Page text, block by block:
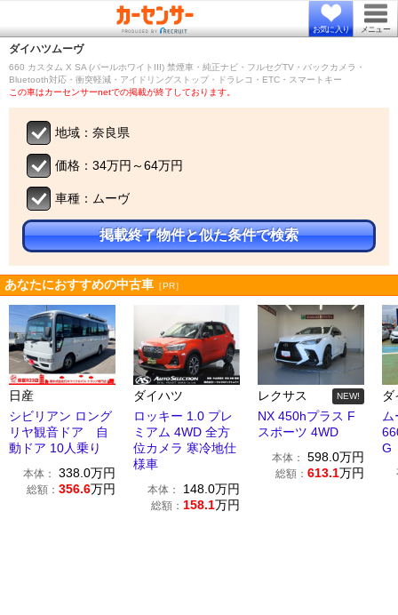
お気に入り メニュー
ダイハツムーヴ
660 カスタム X SA (パールホワイトIII) 禁煙車・純正ナビ・フルセグTV・バックカメラ・
Bluetooth対応・衝突軽減・アイドリングストップ・ドラレコ・ETC・スマートキー
この車はカーセンサーnetでの掲載が終了しております。
地域：奈良県
価格：34万円～64万円
車種：ムーヴ
掲載終了物件と似た条件で検索
あなたにおすすめの中古車 ［PR］
日産
シビリアン ロング
リヤ観音ドア 自
動ドア 10人乗り
本体： 338.0万円
総額： 356.6万円
ダイハツ
ロッキー 1.0 プレ
ミアム 4WD 全方
位カメラ 寒冷地仕
様車
本体： 148.0万円
総額： 158.1万円
レクサス NEW!
NX 450hプラス F
スポーツ 4WD
本体： 598.0万円
総額： 613.1万円
G